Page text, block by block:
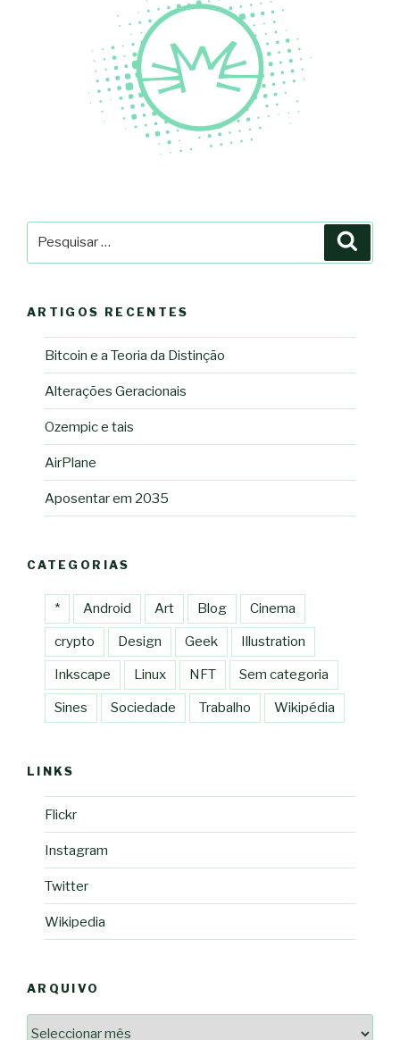
ARTIGOS RECENTES
Bitcoin e a Teoria da Distinção
Alterações Geracionais
Ozempic e tais
AirPlane
Aposentar em 2035
CATEGORIAS
* Android Art Blog Cinema
crypto Design Geek Illustration
Inkscape Linux NFT Sem categoria
Sines Sociedade Trabalho Wikipédia
LINKS
Flickr
Instagram
Twitter
Wikipedia
ARQUIVO